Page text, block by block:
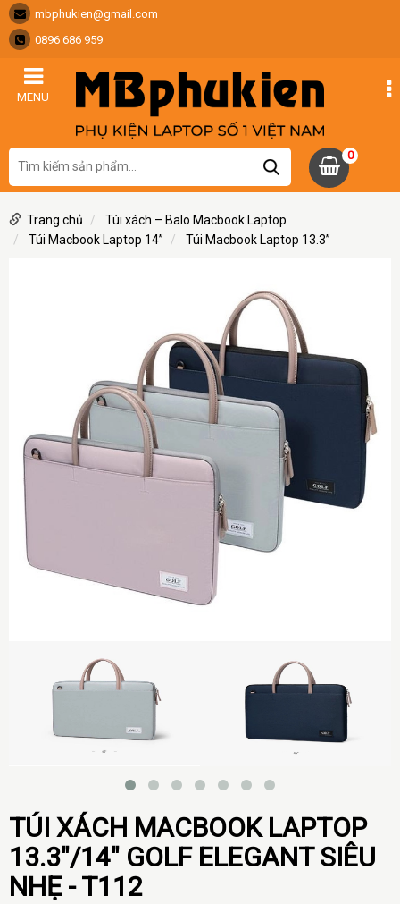
mbphukien@gmail.com
0896 686 959
MENU
0
Trang chủ
Túi xách – Balo Macbook Laptop
Túi Macbook Laptop 14”
Túi Macbook Laptop 13.3”
TÚI XÁCH MACBOOK LAPTOP
13.3"/14" GOLF ELEGANT SIÊU
NHẸ - T112